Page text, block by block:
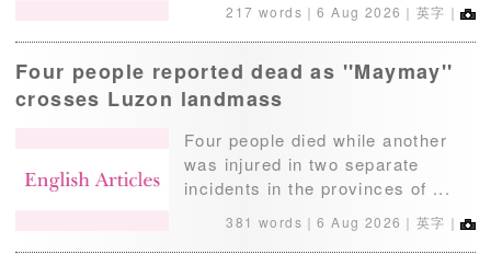
217 words｜6 Aug 2026 ｜英字｜
Four people reported dead as ''Maymay''
crosses Luzon landmass
Four people died while another
was injured in two separate
incidents in the provinces of ...
381 words｜6 Aug 2026 ｜英字｜